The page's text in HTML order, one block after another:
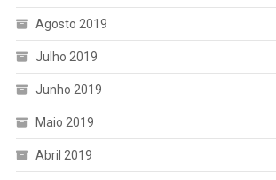
Agosto 2019
Julho 2019
Junho 2019
Maio 2019
Abril 2019